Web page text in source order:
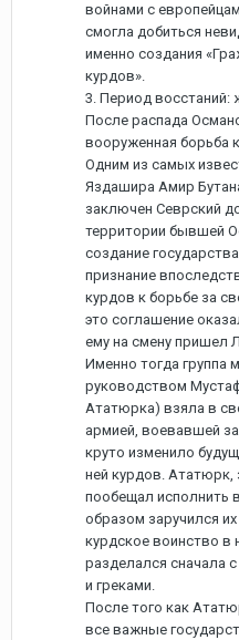
войнами с
смогла добиться
именно создания
курдов».
3. Период восстаний:
После распада
вооруженная борьба
Одним из самых
Яздашира Амир
заключен Севрский
территории бывшей
создание
признание
курдов к борьбе за
это соглашение
ему на смену пришел
Именно тогда группа
руководством
Ататюрка) взяла в
армией, воевавшей
круто изменило
ней курдов. Ататюрк,
пообещал исполнить
образом заручился
курдское воинство в
разделался сначала
и греками.
После того как
все важные